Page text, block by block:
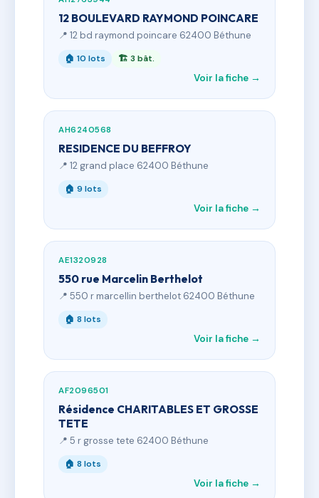
12 BOULEVARD RAYMOND POINCARE
📍 12 bd raymond poincare 62400 Béthune
🏠 10 lots 🏗 3 bât.
Voir la fiche →
AH6240568
RESIDENCE DU BEFFROY
📍 12 grand place 62400 Béthune
🏠 9 lots
Voir la fiche →
AE1320928
550 rue Marcelin Berthelot
📍 550 r marcellin berthelot 62400 Béthune
🏠 8 lots
Voir la fiche →
AF2096501
Résidence CHARITABLES ET GROSSE
TETE
📍 5 r grosse tete 62400 Béthune
🏠 8 lots
Voir la fiche →